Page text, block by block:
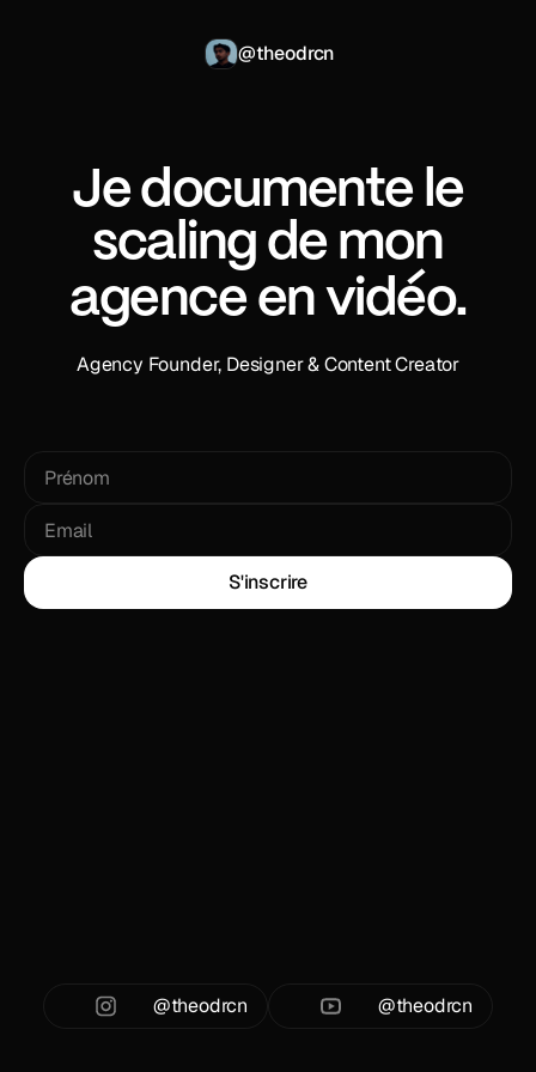
@theodrcn
Je documente le
scaling de mon
agence en vidéo.
Agency Founder, Designer & Content Creator
@theodrcn @theodrcn